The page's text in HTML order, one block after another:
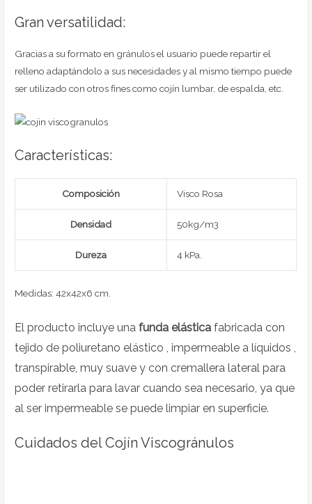
Gran versatilidad:
Gracias a su formato en gránulos el usuario puede repartir el
relleno adaptándolo a sus necesidades y al mismo tiempo puede
ser utilizado con otros fines como cojín lumbar, de espalda, etc.
Características:
Composición Visco Rosa
Densidad 50kg/m3
Dureza 4 kPa.
Medidas: 42x42x6 cm.
El producto incluye unafunda elástica fabricada con
tejido de poliuretano elástico , impermeable a líquidos ,
transpirable, muy suave y con cremallera lateral para
poder retirarla para lavar cuando sea necesario, ya que
al ser impermeable se puede limpiar en superficie.
Cuidados del Cojín Viscogránulos